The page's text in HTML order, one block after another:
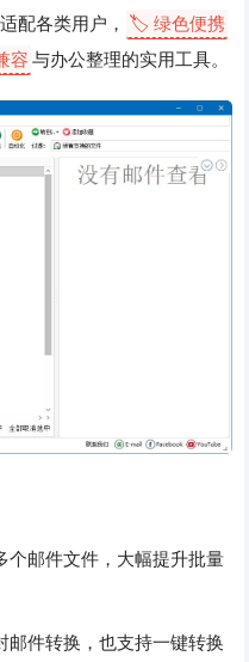
配各类用户， 🏷️ 绿色便携
容 与办公整理的实用工具。
个邮件文件，大幅提升批量
邮件转换，也支持一键转换